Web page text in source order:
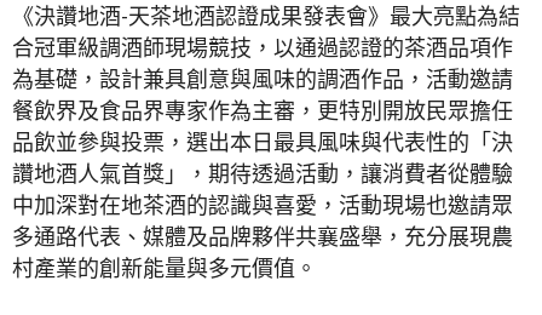
《決讚地酒-天茶地酒認證成果發表會》最大亮點為結
合冠軍級調酒師現場競技，以通過認證的茶酒品項作
為基礎，設計兼具創意與風味的調酒作品，活動邀請
餐飲界及食品界專家作為主審，更特別開放民眾擔任
品飲並參與投票，選出本日最具風味與代表性的「決
讚地酒人氣首獎」，期待透過活動，讓消費者從體驗
中加深對在地茶酒的認識與喜愛，活動現場也邀請眾
多通路代表、媒體及品牌夥伴共襄盛舉，充分展現農
村產業的創新能量與多元價值。